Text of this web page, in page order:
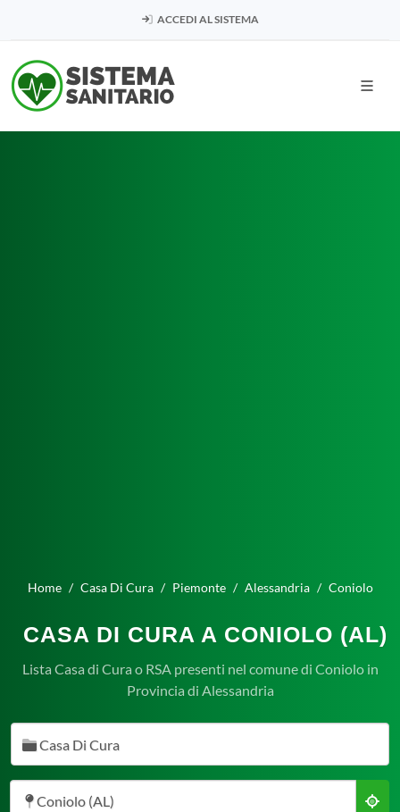
ACCEDI AL SISTEMA
Home Casa Di Cura Piemonte Alessandria Coniolo
CASA DI CURA A CONIOLO (AL)
Lista Casa di Cura o RSA presenti nel comune di Coniolo in
Provincia di Alessandria
Casa Di Cura
Coniolo (AL)